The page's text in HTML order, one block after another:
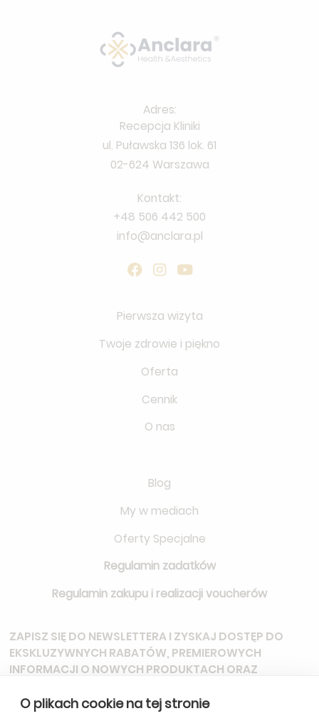
O plikach cookie na tej stronie
Adres:
Recepcja Kliniki
ul. Puławska 136 lok. 61
02-624 Warszawa
Kontakt:
+48 506 442 500
info@anclara.pl
Pierwsza wizyta
Twoje zdrowie i piękno
Oferta
Cennik
O nas
Blog
My w mediach
Oferty Specjalne
Regulamin zadatków
Regulamin zakupu i realizacji voucherów
ZAPISZ SIĘ DO NEWSLETTERAI ZYSKAJ DOSTĘP DO
EKSKLUZYWNYCH RABATÓW, PREMIEROWYCH
INFORMACJI O NOWYCH PRODUKTACH ORAZ